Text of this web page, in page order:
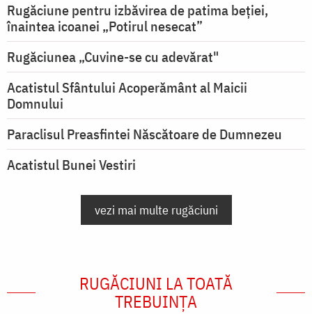
Rugăciune pentru izbăvirea de patima beției,
înaintea icoanei „Potirul nesecat”
Rugăciunea „Cuvine-se cu adevărat"
Acatistul Sfântului Acoperământ al Maicii
Domnului
Paraclisul Preasfintei Născătoare de Dumnezeu
Acatistul Bunei Vestiri
vezi mai multe rugăciuni
RUGĂCIUNI LA TOATĂ
TREBUINȚA